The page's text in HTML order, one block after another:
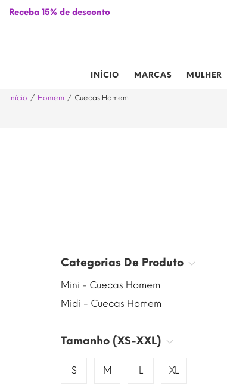
Receba 15% de desconto
de 01/01/2026 a 31/12/2026
INÍCIO MARCAS MULHER
Início Homem Cuecas Homem
Categorias De Produto
Mini - Cuecas Homem
Midi - Cuecas Homem
Tamanho (XS-XXL)
S M L XL